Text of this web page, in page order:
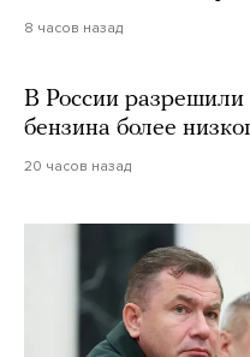
8 часов назад
В России
бензина более
20 часов назад